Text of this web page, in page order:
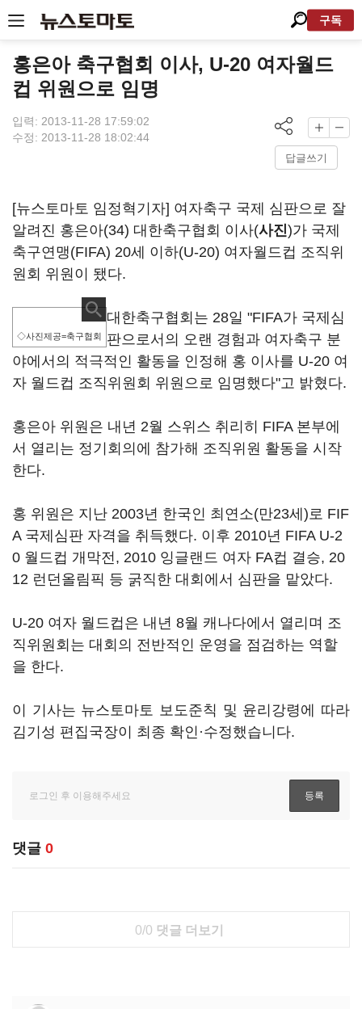
구독
홍은아 축구협회 이사, U-20 여자월드
컵 위원으로 임명
입력: 2013-11-28 17:59:02
수정: 2013-11-28 18:02:44
답글쓰기
[뉴스토마토 임정혁기자] 여자축구 국제 심판으로 잘
알려진 홍은아(34) 대한축구협회 이사(사진)가 국제
축구연맹(FIFA) 20세 이하(U-20) 여자월드컵 조직위
원회 위원이 됐다.
◇사진제공=축구협회
대한축구협회는 28일 "FIFA가 국제심
판으로서의 오랜 경험과 여자축구 분
야에서의 적극적인 활동을 인정해 홍 이사를 U-20 여
자 월드컵 조직위원회 위원으로 임명했다"고 밝혔다.
홍은아 위원은 내년 2월 스위스 취리히 FIFA 본부에
서 열리는 정기회의에 참가해 조직위원 활동을 시작
한다.
홍 위원은 지난 2003년 한국인 최연소(만23세)로 FIF
A 국제심판 자격을 취득했다. 이후 2010년 FIFA U-2
0 월드컵 개막전, 2010 잉글랜드 여자 FA컵 결승, 20
12 런던올림픽 등 굵직한 대회에서 심판을 맡았다.
U-20 여자 월드컵은 내년 8월 캐나다에서 열리며 조
직위원회는 대회의 전반적인 운영을 점검하는 역할
을 한다.
이 기사는 뉴스토마토 보도준칙 및 윤리강령에 따라
김기성 편집국장이 최종 확인·수정했습니다.
댓글 0
0/0 댓글 더보기